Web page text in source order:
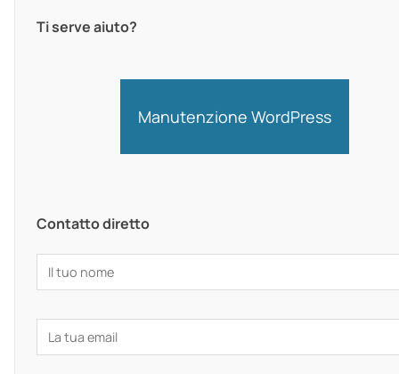
Ti serve aiuto?
Manutenzione WordPress
Contatto diretto